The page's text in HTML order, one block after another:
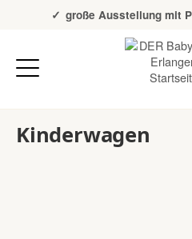
Über 20 Jahre Erfahrung
große Ausstellung mit
Kinderwagen